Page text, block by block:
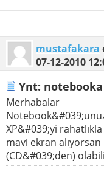
mustafakara
07-12-2010
Ynt:
Merhabalar
XP&#039;yi
mavi ekran
(CD&#039;den)